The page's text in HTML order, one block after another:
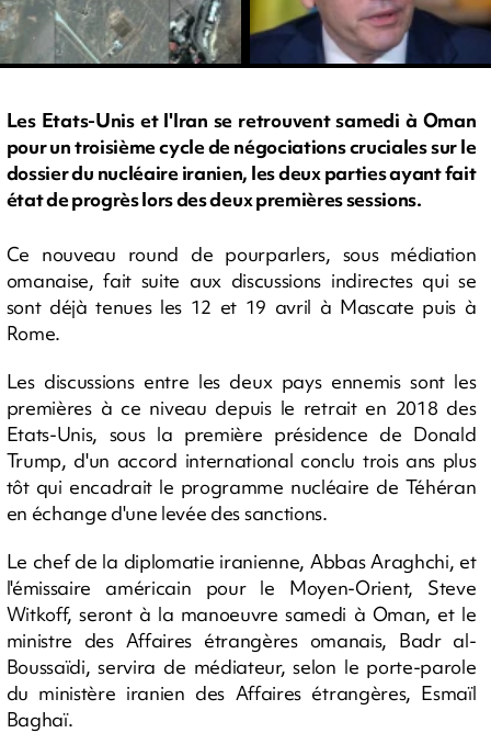
Les Etats-Unis et l'Iran se retrouvent samedi à Oman
pour un troisième cycle de négociations cruciales sur le
dossier du nucléaire iranien, les deux parties ayant fait
état de progrès lors des deux premières sessions.
Ce nouveau round de pourparlers, sous médiation
omanaise, fait suite aux discussions indirectes qui se
sont déjà tenues les 12 et 19 avril à Mascate puis à
Rome.
Les discussions entre les deux pays ennemis sont les
premières à ce niveau depuis le retrait en 2018 des
Etats-Unis, sous la première présidence de Donald
Trump, d'un accord international conclu trois ans plus
tôt qui encadrait le programme nucléaire de Téhéran
en échange d'une levée des sanctions.
Le chef de la diplomatie iranienne, Abbas Araghchi, et
l'émissaire américain pour le Moyen-Orient, Steve
Witkoff, seront à la manoeuvre samedi à Oman, et le
ministre des Affaires étrangères omanais, Badr al-
Boussaïdi, servira de médiateur, selon le porte-parole
du ministère iranien des Affaires étrangères, Esmaïl
Baghaï.